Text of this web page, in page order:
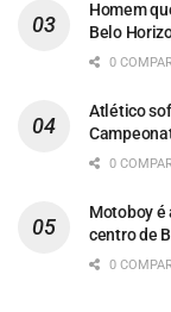
Homem
Belo
0
Atlético
0
Motoboy é
centro de
0